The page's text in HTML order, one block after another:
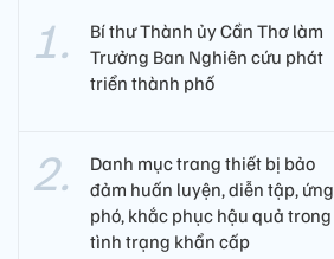
Bí thư Thành ủy Cần Thơ làm
Trưởng Ban Nghiên cứu phát
triển thành phố
Danh mục trang thiết bị bảo
đảm huấn luyện, diễn tập, ứng
phó, khắc phục hậu quả trong
tình trạng khẩn cấp